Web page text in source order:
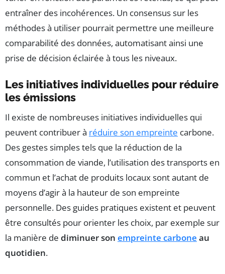
entraîner des incohérences. Un consensus sur les
méthodes à utiliser pourrait permettre une meilleure
comparabilité des données, automatisant ainsi une
prise de décision éclairée à tous les niveaux.
Les initiatives individuelles pour réduire
les émissions
Il existe de nombreuses initiatives individuelles qui
peuvent contribuer à réduire son empreinte carbone.
Des gestes simples tels que la réduction de la
consommation de viande, l’utilisation des transports en
commun et l’achat de produits locaux sont autant de
moyens d’agir à la hauteur de son empreinte
personnelle. Des guides pratiques existent et peuvent
être consultés pour orienter les choix, par exemple sur
la manière de diminuer son empreinte carbone au
quotidien.